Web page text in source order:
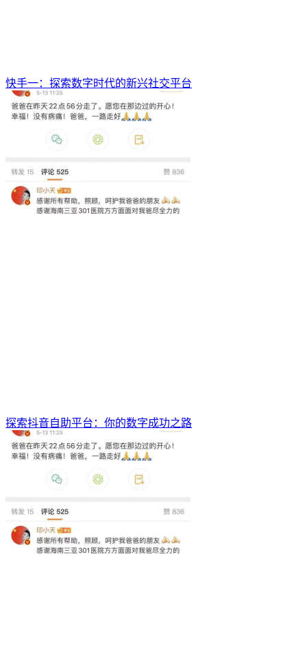
快手一：探索数字时代的新兴社交平台
探索抖音自助平台：你的数字成功之路